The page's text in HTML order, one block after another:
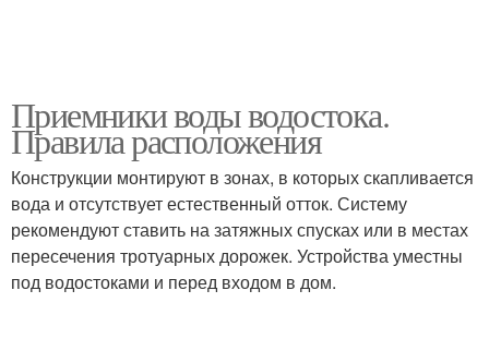
Приемники воды водостока.
Правила расположения
Конструкции монтируют в зонах, в которых скапливается
вода и отсутствует естественный отток. Систему
рекомендуют ставить на затяжных спусках или в местах
пересечения тротуарных дорожек. Устройства уместны
под водостоками и перед входом в дом.